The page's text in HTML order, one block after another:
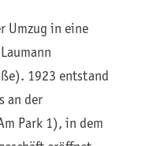
Umzug in eine
1923 entstand
an der
Park 1), in dem